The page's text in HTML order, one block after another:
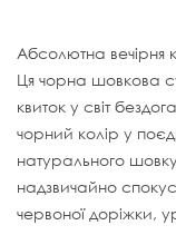
Абсолютна вечірня
Ця чорна шовкова
квиток у світ
чорний колір у
натурального
надзвичайно
червоної доріжки,